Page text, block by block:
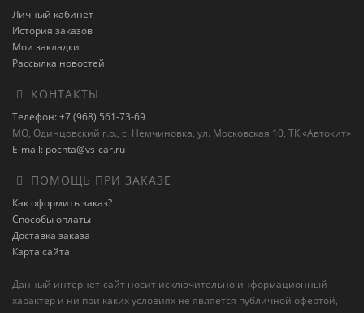
Личный кабинет
История заказов
Мои закладки
Рассылка новостей
КОНТАКТЫ
Телефон: +7 (968) 561-73-69
МО, Одинцовский г.о., с. Немчиновка, ул. Московская 10, ТК «Автокит»
E-mail: pochta@vs-car.ru
ПОМОЩЬ ПРИ ЗАКАЗЕ
Как оформить заказ?
Способы оплаты
Доставка заказа
Карта сайта
Данный интернет-сайт носит исключительно информационный
характер и ни при каких условиях не является публичной офертой,